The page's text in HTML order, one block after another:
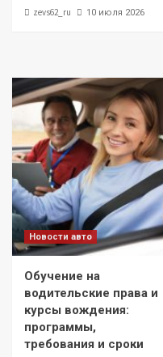
zevs62_ru 10 июля 2026
Новости авто
Обучение на
водительские права и
курсы вождения:
программы,
требования и сроки